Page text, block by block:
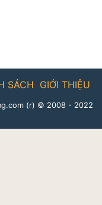
GIỚI THIỆU
SÁCH
(r) © 2008 - 2022